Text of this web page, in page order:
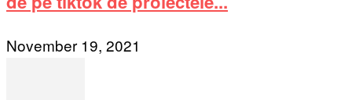
November 19, 2021